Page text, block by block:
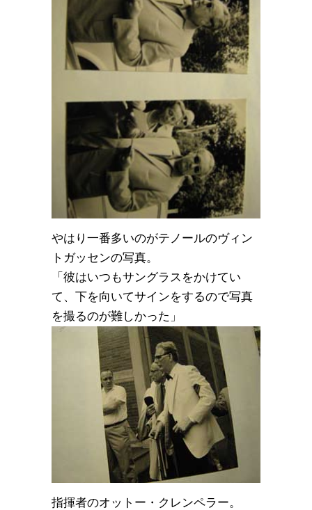
やはり一番多いのがテノールのヴィン
トガッセンの写真。
「彼はいつもサングラスをかけてい
て、下を向いてサインをするので写真
を撮るのが難しかった」
指揮者のオットー・クレンペラー。